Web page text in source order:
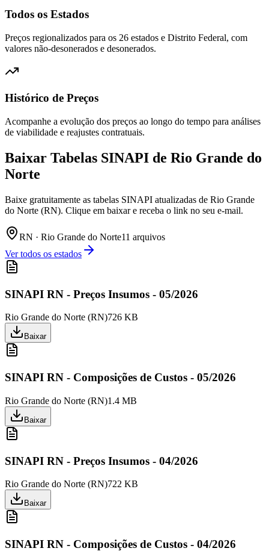
Todos os Estados
Preços regionalizados para os 26 estados e Distrito Federal, com
valores não-desonerados e desonerados.
Histórico de Preços
Acompanhe a evolução dos preços ao longo do tempo para análises
de viabilidade e reajustes contratuais.
Baixar Tabelas SINAPI de Rio Grande do
Norte
Baixe gratuitamente as tabelas SINAPI atualizadas de Rio Grande
do Norte (RN). Clique em baixar e receba o link no seu e-mail.
RN · Rio Grande do Norte11 arquivos
Ver todos os estados
SINAPI RN - Preços Insumos - 05/2026
Rio Grande do Norte (RN)726 KB
Baixar
SINAPI RN - Composições de Custos - 05/2026
Rio Grande do Norte (RN)1.4 MB
Baixar
SINAPI RN - Preços Insumos - 04/2026
Rio Grande do Norte (RN)722 KB
Baixar
SINAPI RN - Composições de Custos - 04/2026